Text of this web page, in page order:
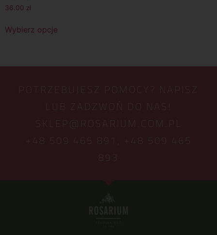
36.00 zł
Wybierz opcje
POTRZEBUJESZ POMOCY? NAPISZ
LUB ZADZWOŃ DO NAS!
SKLEP@ROSARIUM.COM.PL
+48 509 465 891,
+48 509 465
893